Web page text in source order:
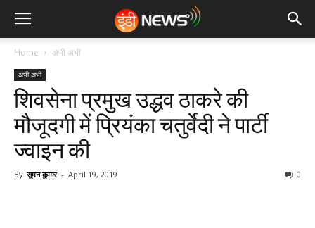
Home अभी अभी
अभी अभी
शिवसेना प्रमुख उद्धव ठाकरे की
मौजूदगी में प्रियंका चतुर्वेदी ने पार्टी
ज्वाइन की
By सुमन कुमार - April 19, 2019 0